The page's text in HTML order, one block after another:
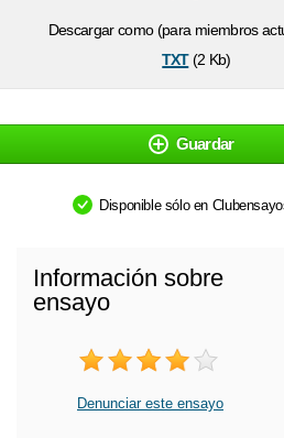
Descargar como (para miembros
txt(2 Kb)
Guardar
Disponible sólo en
Información sobre
ensayo
Denunciar este ensayo